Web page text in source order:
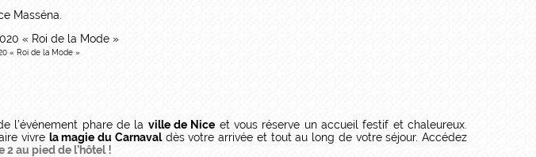
Masséna.
« Roi de la Mode »
l’événement phare de la ville de Nice et vous réserve un accueil festif et chaleureux.
vivre la magie du Carnavaldès votre arrivée et tout au long de votre séjour. Accédez
2 au pied de l’hôtel!